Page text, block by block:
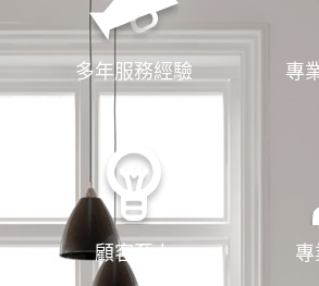
多年服務經驗 專
顧客至上